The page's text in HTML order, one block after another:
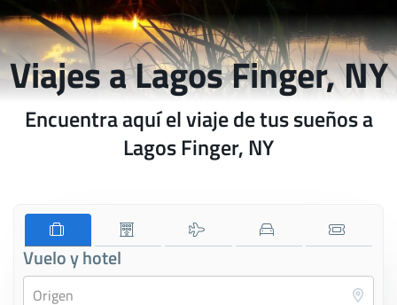
Viajes a Lagos Finger, NY
Encuentra aquí el viaje de tus sueños a
Lagos Finger, NY
Vuelo y hotel